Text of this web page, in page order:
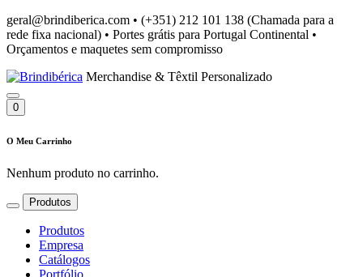
geral@brindiberica.com • (+351) 212 101 138 (Chamada para a
rede fixa nacional) • Portes grátis para Portugal Continental •
Orçamentos e maquetes sem compromisso
Merchandise & Têxtil Personalizado
0
O Meu Carrinho
Nenhum produto no carrinho.
Produtos
Produtos
Empresa
Catálogos
Portfólio